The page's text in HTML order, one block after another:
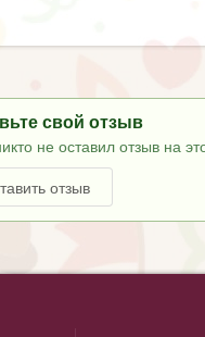
свой отзыв
не оставил отзыв на
отзыв